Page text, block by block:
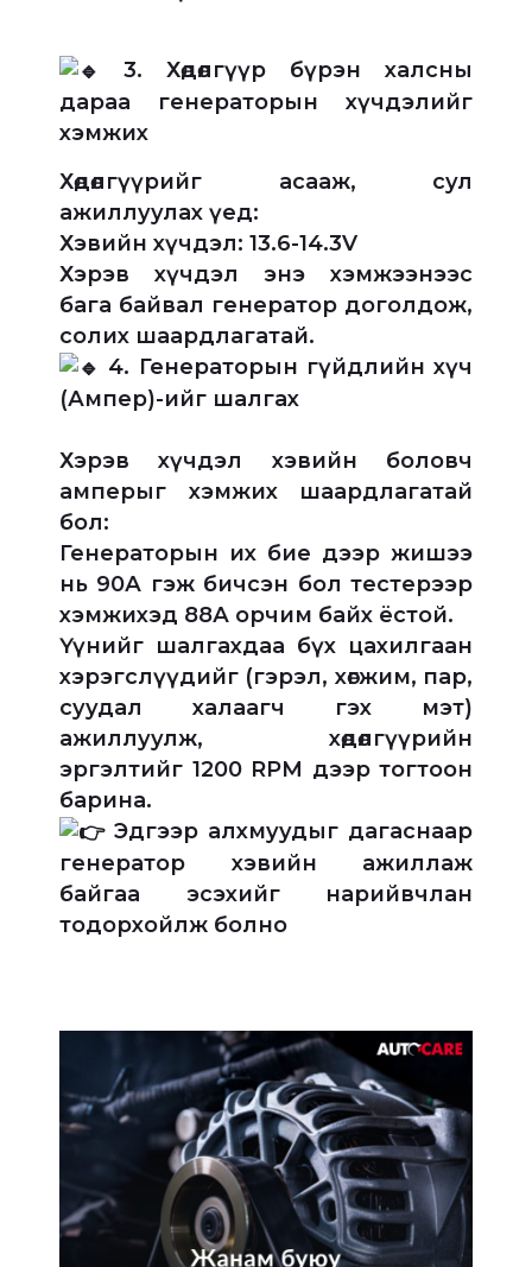
3. Хөдөлгүүр бүрэн халсны
дараа генераторын хүчдэлийг
хэмжих
Хөдөлгүүрийг асааж, сул
ажиллуулах үед:
Хэвийн хүчдэл: 13.6-14.3V
Хэрэв хүчдэл энэ хэмжээнээс
бага байвал генератор доголдож,
солих шаардлагатай.
4. Генераторын гүйдлийн хүч
(Ампер)-ийг шалгах
Хэрэв хүчдэл хэвийн боловч
амперыг хэмжих шаардлагатай
бол:
Генераторын их бие дээр жишээ
нь 90А гэж бичсэн бол тестерээр
хэмжихэд 88А орчим байх ёстой.
Үүнийг шалгахдаа бүх цахилгаан
хэрэгслүүдийг (гэрэл, хөгжим, пар,
суудал халаагч гэх мэт)
ажиллуулж, хөдөлгүүрийн
эргэлтийг 1200 RPM дээр тогтоон
барина.
Эдгээр алхмуудыг дагаснаар
генератор хэвийн ажиллаж
байгаа эсэхийг нарийвчлан
тодорхойлж болно